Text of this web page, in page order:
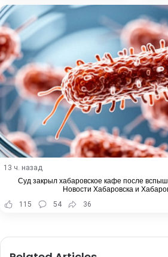
13 ч. назад
Суд закрыл хабаровское кафе после
Новости Хабаровска и
115
54 36